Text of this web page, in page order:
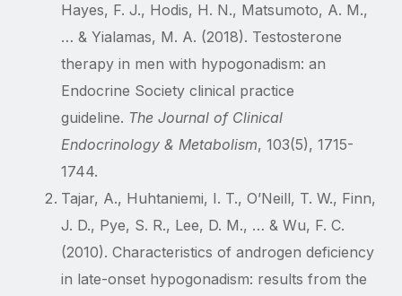
Hayes, F. J., Hodis, H. N., Matsumoto, A. M.,
… & Yialamas, M. A. (2018). Testosterone
therapy in men with hypogonadism: an
Endocrine Society clinical practice
guideline. The Journal of Clinical
Endocrinology & Metabolism, 103(5), 1715-
1744.
Tajar, A., Huhtaniemi, I. T., O’Neill, T. W., Finn,
J. D., Pye, S. R., Lee, D. M., … & Wu, F. C.
(2010). Characteristics of androgen deficiency
in late-onset hypogonadism: results from the